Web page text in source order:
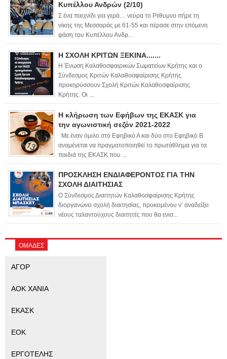
Κυπέλλου Ανδρών (2/10)
Σ ένα παιχνίδι για γερά… νεύρα το Ρέθυμνο πήρε τη
νίκης της Μεσσαράς με 61-55 και πέρασε στην επόμενη
φάση του Κυπέλλου Ανδρ...
Η ΣΧΟΛΗ ΚΡΙΤΩΝ ΞΕΚΙΝΑ.......
Η Ένωση Καλαθοσφαιρικών Σωματείων Κρήτης και ο
Σύνδεσμος Κριτών Καλαθοσφαίρισης Κρήτης
προκηρύσσουν Σχολή Κριτών Καλαθοσφαίρισης
Κρήτης. Οι ...
Η κλήρωση των Εφήβων της ΕΚΑΣΚ για
την αγωνιστική σεζόν 2021-2022
Με έναν όμιλο στο Εφηβικό Α και δύο στο Εφηβικό Β
αναμένεται να πραγματοποιηθεί το πρωτάθλημα για τα
παιδιά της ΕΚΑΣΚ που ...
ΠΡΟΣΚΛΗΣΗ ΕΝΔΙΑΦΕΡΟΝΤΟΣ ΓΙΑ ΤΗΝ
ΣΧΟΛΗ ΔΙΑΙΤΗΣΙΑΣ
Ο Σύνδεσμος Διαιτητών Καλαθοσφαίρισης Κρήτης
διοργανώνει σχολή διαιτησίας, προκειμένου ν’ αναδείξει
νέους ταλαντούχους διαιτητές που θα ενισ...
ΟΜΑΔΕΣ
ΑΓΟΡ
ΑΟΚ ΧΑΝΙΑ
ΕΚΑΣΚ
ΕΟΚ
ΕΡΓΟΤΕΛΗΣ